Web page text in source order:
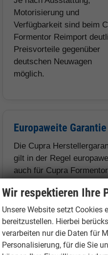
Motorisierung und
Verfügbarkeit sind beim
Formentor Reimport
Preisvorteile gegenüber
deutschen Neuwagen
möglich.
Europaweite Garantie
Die Cupra
gilt in der Regel
auch für Cupra
Fahrzeuge.
Wir respektieren Ihre
Unsere Website setzt Cookies
bereitzustellen. Hierbei
verarbeiten nur die Daten für
Personalisierung, für die Sie